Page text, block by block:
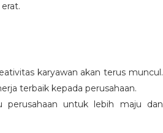
karyawan akan terus muncul.
terbaik kepada perusahaan.
perusahaan untuk lebih maju dan